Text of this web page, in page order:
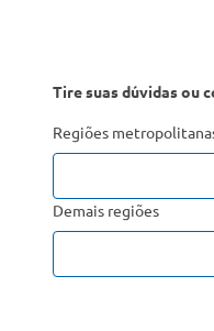
Tire suas dúvidas ou
Regiões
Demais regiões